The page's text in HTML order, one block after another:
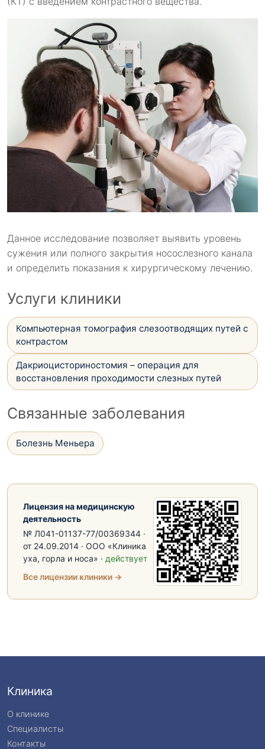
Данное исследование позволяет выявить уровень
сужения или полного закрытия носослезного канала
и определить показания к хирургическому лечению.
Услуги клиники
Компьютерная томография слезоотводящих путей с
контрастом
Дакриоцисториностомия – операция для
восстановления проходимости слезных путей
Связанные заболевания
Болезнь Меньера
Лицензия на медицинскую
деятельность
№ Л041-01137-77/00369344 ·
от 24.09.2014 · ООО «Клиника
уха, горла и носа» · действует
Все лицензии клиники →
Клиника
О клинике
Специалисты
Контакты